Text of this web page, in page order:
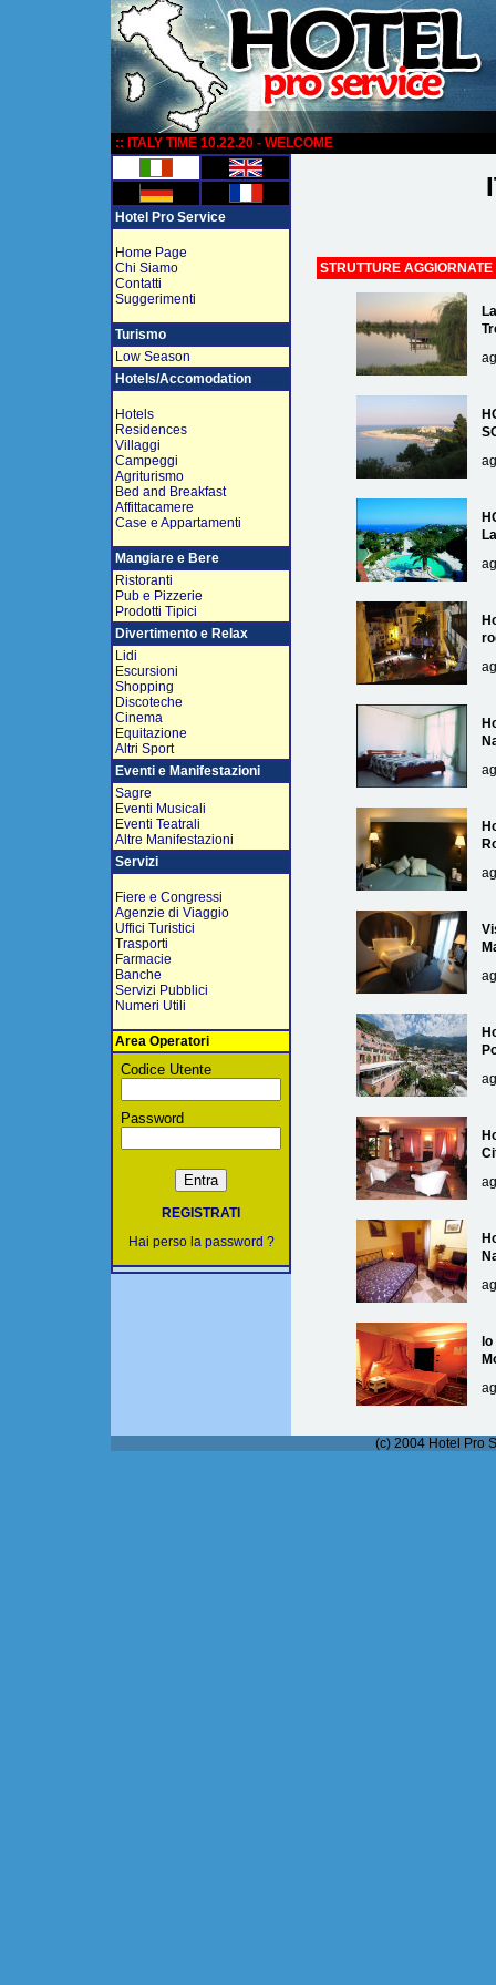
:: ITALY TIME 10.22.20 - WELCOME
Hotel Pro Service
Home Page
Chi Siamo
Contatti
Suggerimenti
Turismo
Low Season
Hotels/Accomodation
Hotels
Residences
Villaggi
Campeggi
Agriturismo
Bed and Breakfast
Affittacamere
Case e Appartamenti
Mangiare e Bere
Ristoranti
Pub e Pizzerie
Prodotti Tipici
Divertimento e Relax
Lidi
Escursioni
Shopping
Discoteche
Cinema
Equitazione
Altri Sport
Eventi e Manifestazioni
Sagre
Eventi Musicali
Eventi Teatrali
Altre Manifestazioni
Servizi
Fiere e Congressi
Agenzie di Viaggio
Uffici Turistici
Trasporti
Farmacie
Banche
Servizi Pubblici
Numeri Utili
Area Operatori
Codice Utente
Password
REGISTRATI
Hai perso la password ?
STRUTTURE
(c) 2004 Hotel Pro